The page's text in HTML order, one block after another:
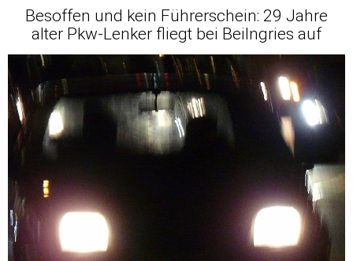
Besoffen und kein Führerschein: 29 Jahre
alter Pkw-Lenker fliegt bei Beilngries auf